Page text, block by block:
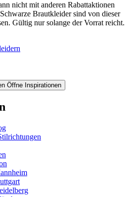
nicht mit anderen Rabattaktionen
Brautkleider sind von dieser
Gültig nur solange der Vorrat reicht.
Öffne Inspirationen